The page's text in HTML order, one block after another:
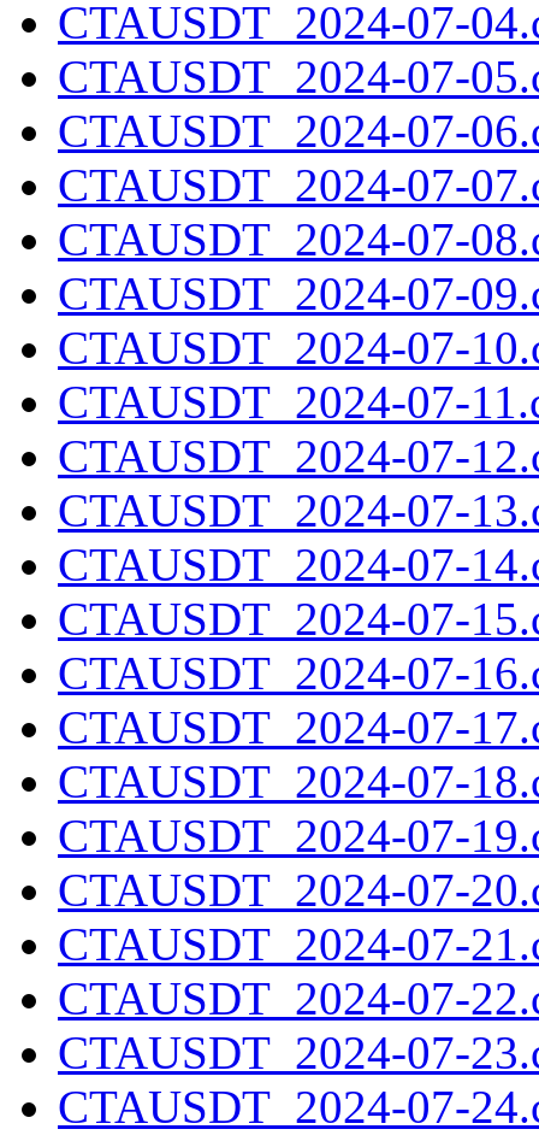
CTAUSDT_2024-07-
CTAUSDT_2024-07-
CTAUSDT_2024-07-
CTAUSDT_2024-07-
CTAUSDT_2024-07-
CTAUSDT_2024-07-
CTAUSDT_2024-07-
CTAUSDT_2024-07-
CTAUSDT_2024-07-
CTAUSDT_2024-07-
CTAUSDT_2024-07-
CTAUSDT_2024-07-
CTAUSDT_2024-07-
CTAUSDT_2024-07-
CTAUSDT_2024-07-
CTAUSDT_2024-07-
CTAUSDT_2024-07-
CTAUSDT_2024-07-
CTAUSDT_2024-07-
CTAUSDT_2024-07-
CTAUSDT_2024-07-